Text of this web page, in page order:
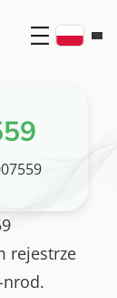
rejestrze
nrod.